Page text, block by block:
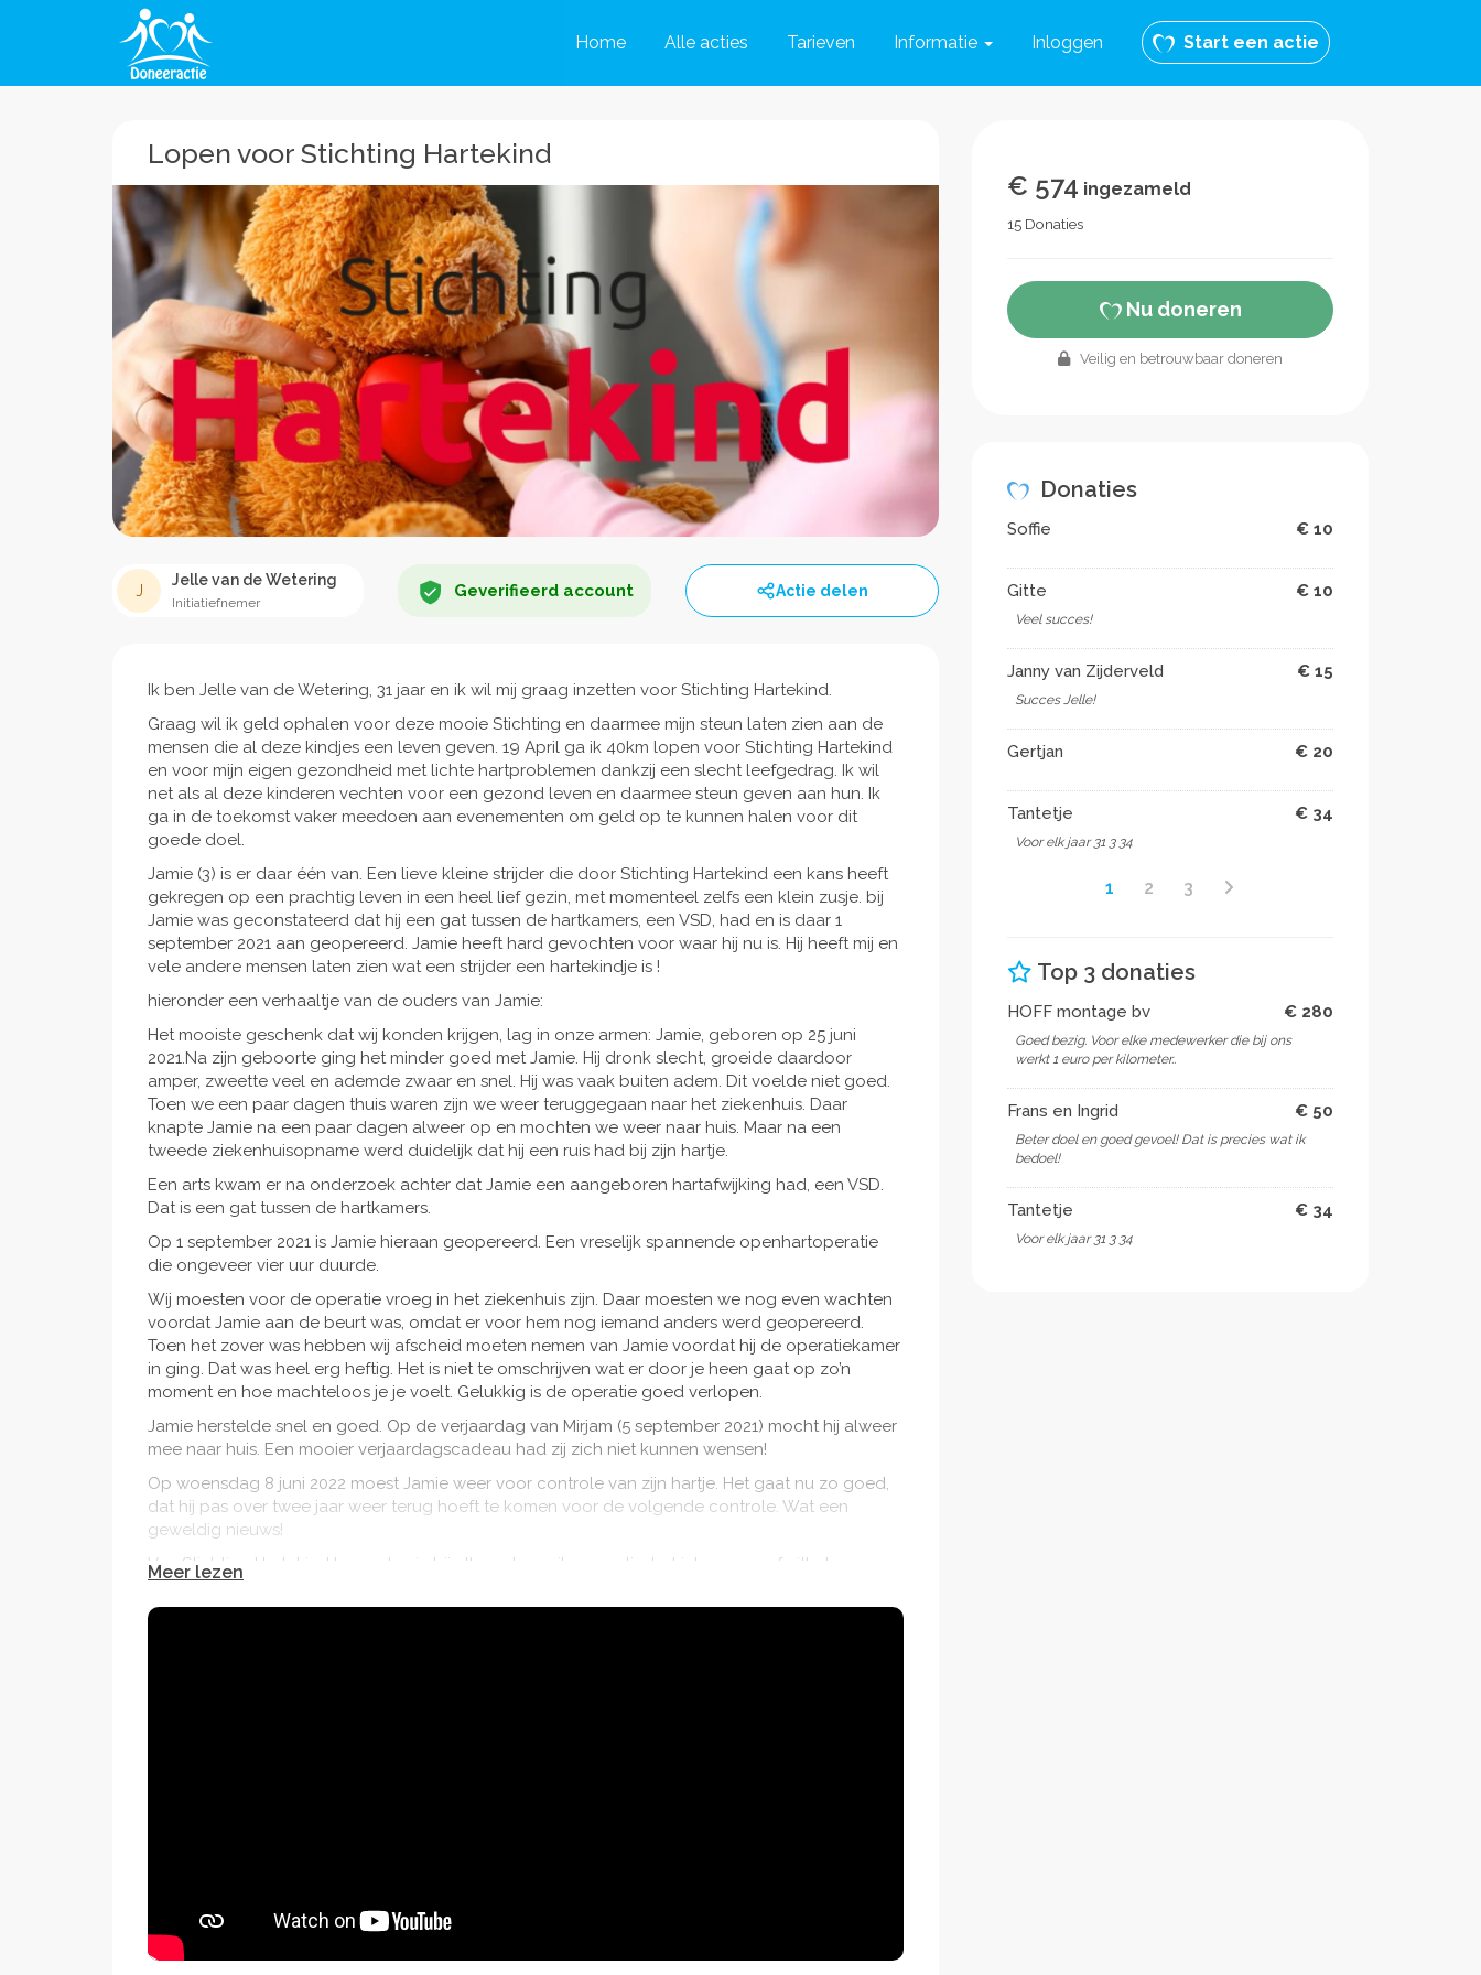
Home Alle acties Tarieven Informatie Inloggen Start een actie
Lopen voor Stichting Hartekind
J
Jelle van de Wetering
Initiatiefnemer
Geverifieerd account Actie delen
Ik ben Jelle van de Wetering, 31 jaar en ik wil mij graag inzetten voor Stichting Hartekind.
Graag wil ik geld ophalen voor deze mooie Stichting en daarmee mijn steun laten zien aan de
mensen die al deze kindjes een leven geven. 19 April ga ik 40km lopen voor Stichting Hartekind
en voor mijn eigen gezondheid met lichte hartproblemen dankzij een slecht leefgedrag. Ik wil
net als al deze kinderen vechten voor een gezond leven en daarmee steun geven aan hun. Ik
ga in de toekomst vaker meedoen aan evenementen om geld op te kunnen halen voor dit
goede doel.
Jamie (3) is er daar één van. Een lieve kleine strijder die door Stichting Hartekind een kans heeft
gekregen op een prachtig leven in een heel lief gezin, met momenteel zelfs een klein zusje. bij
Jamie was geconstateerd dat hij een gat tussen de hartkamers, een VSD, had en is daar 1
september 2021 aan geopereerd. Jamie heeft hard gevochten voor waar hij nu is. Hij heeft mij en
vele andere mensen laten zien wat een strijder een hartekindje is !
hieronder een verhaaltje van de ouders van Jamie:
Het mooiste geschenk dat wij konden krijgen, lag in onze armen: Jamie, geboren op 25 juni
2021.Na zijn geboorte ging het minder goed met Jamie. Hij dronk slecht, groeide daardoor
amper, zweette veel en ademde zwaar en snel. Hij was vaak buiten adem. Dit voelde niet goed.
Toen we een paar dagen thuis waren zijn we weer teruggegaan naar het ziekenhuis. Daar
knapte Jamie na een paar dagen alweer op en mochten we weer naar huis. Maar na een
tweede ziekenhuisopname werd duidelijk dat hij een ruis had bij zijn hartje.
Een arts kwam er na onderzoek achter dat Jamie een aangeboren hartafwijking had, een VSD.
Dat is een gat tussen de hartkamers.
Op 1 september 2021 is Jamie hieraan geopereerd. Een vreselijk spannende openhartoperatie
die ongeveer vier uur duurde.
Wij moesten voor de operatie vroeg in het ziekenhuis zijn. Daar moesten we nog even wachten
voordat Jamie aan de beurt was, omdat er voor hem nog iemand anders werd geopereerd.
Toen het zover was hebben wij afscheid moeten nemen van Jamie voordat hij de operatiekamer
in ging. Dat was heel erg heftig. Het is niet te omschrijven wat er door je heen gaat op zo’n
moment en hoe machteloos je je voelt. Gelukkig is de operatie goed verlopen.
Jamie herstelde snel en goed. Op de verjaardag van Mirjam (5 september 2021) mocht hij alweer
mee naar huis. Een mooier verjaardagscadeau had zij zich niet kunnen wensen!
Op woensdag 8 juni 2022 moest Jamie weer voor controle van zijn hartje. Het gaat nu zo goed,
dat hij pas over twee jaar weer terug hoeft te komen voor de volgende controle. Wat een
geweldig nieuws!
Van Stichting Hartekind kreeg Jamie bij elke echo, prik, operatie, het inbrengen of uithalen van
een infuus of sonde of andere behandeling een mooie bedel voor aan zijn TikkieRing. Natuurlijk
begrijpt hij nu nog niet de betekenis van al die bedels, maar het is wel een mooie manier om
Meer lezen
€ 574 ingezameld
15 Donaties
Nu doneren
Veilig en betrouwbaar doneren
Donaties
Soffie € 10
Gitte € 10
Veel succes!
Janny van Zijderveld € 15
Succes Jelle!
Gertjan € 20
Tantetje € 34
Voor elk jaar 31 3 34
1 2 3
Top 3 donaties
HOFF montage bv € 280
Goed bezig. Voor elke medewerker die bij ons
werkt 1 euro per kilometer..
Frans en Ingrid € 50
Beter doel en goed gevoel! Dat is precies wat ik
bedoel!
Tantetje € 34
Voor elk jaar 31 3 34